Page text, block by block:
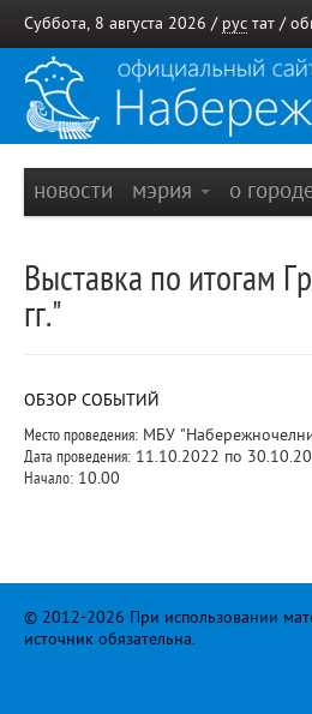
Суббота, 8 августа 2026 / рус тат /
новости мэрия о
Выставка по итогам
гг."
ОБЗОР СОБЫТИЙ
Место проведения: МБУ
Дата проведения: 11.10.2022 по
Начало: 10.00
© 2012-2026 При использовании
источник обязательна.